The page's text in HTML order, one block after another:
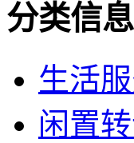
分类信息
生活
闲置